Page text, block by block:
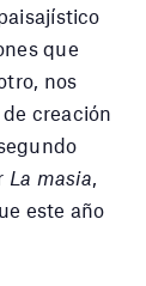
que
nos
creación
La masia
este año